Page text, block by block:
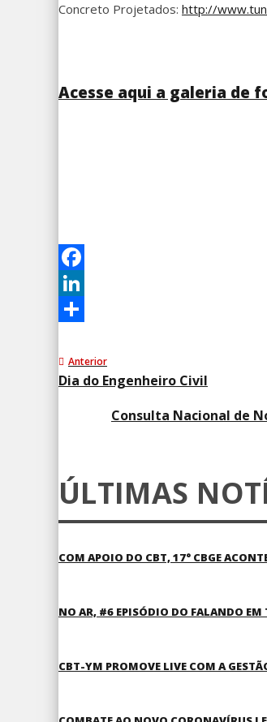
Concreto Projetados: http://
Acesse aqui a galeria de
Facebook
LinkedIn
Anterior
Dia do Engenheiro Civil
Consulta Nacional de
ÚLTIMAS
COM APOIO DO CBT, 17° CBGE
NO AR, #6 EPISÓDIO DO FALANDO
CBT-YM PROMOVE LIVE COM A